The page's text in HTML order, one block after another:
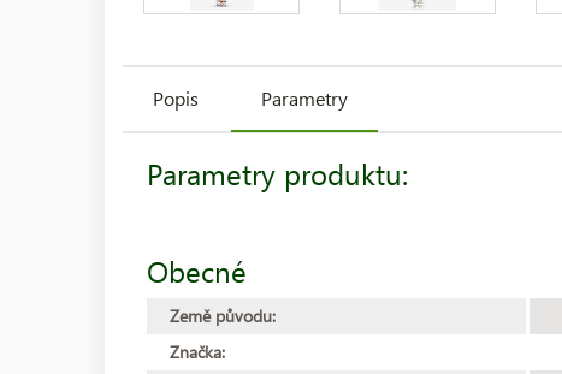
Popis Parametry
Parametry produktu:
Obecné
Země původu:
Značka: